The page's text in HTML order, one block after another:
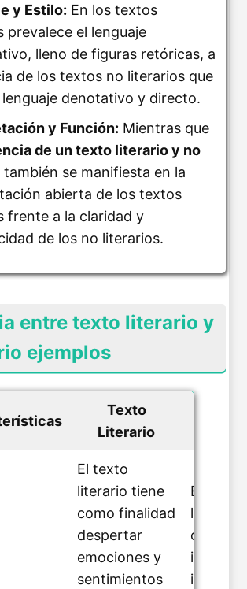
y Estilo: En los textos
prevalece el lenguaje
lleno de figuras retóricas, a
de los textos no literarios que
lenguaje denotativo y directo.
y Función: Mientras que
de un texto literario y no
también se manifiesta en la
abierta de los textos
frente a la claridad y
de los no literarios.
entre texto literario y
ejemplos
Texto
Literario
El texto
literario tiene
como finalidad
despertar
emociones y
sentimientos
El texto
literario
como
impartir